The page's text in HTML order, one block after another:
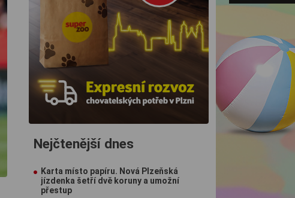
Nejčtenější dnes
Karta místo papíru. Nová Plzeňská
jízdenka šetří dvě koruny a umožní
přestup